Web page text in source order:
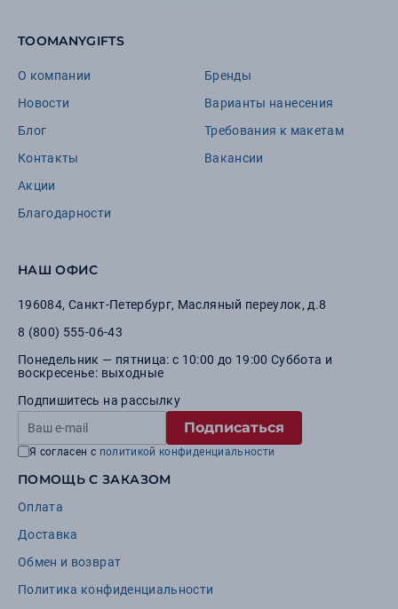
TOOMANYGIFTS
О компании
Новости
Блог
Контакты
Акции
Благодарности
Бренды
Варианты нанесения
Требования к макетам
Вакансии
НАШ ОФИС
196084, Санкт-Петербург, Масляный переулок, д.8
8 (800) 555-06-43
Понедельник — пятница: с 10:00 до 19:00 Суббота и
воскресенье: выходные
Подпишитесь на рассылку
Подписаться
Я согласен с политикой конфиденциальности
ПОМОЩЬ С ЗАКАЗОМ
Оплата
Доставка
Обмен и возврат
Политика конфиденциальности